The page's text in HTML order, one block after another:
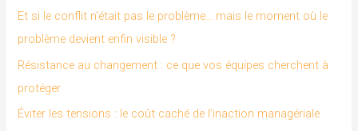
h
e
r
Et si le conflit n’était pas le problème… mais le moment où le
problème devient enfin visible ?
Résistance au changement : ce que vos équipes cherchent à
protéger
Éviter les tensions : le coût caché de l’inaction managériale